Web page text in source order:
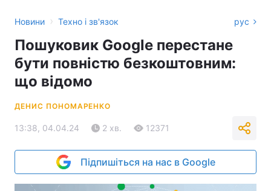
Новини › Техно і зв'язок рус
Пошуковик Google перестане
бути повністю безкоштовним:
що відомо
ДЕНИС ПОНОМАРЕНКО
13:38, 04.04.24 2 хв. 12371
Підпишіться на нас в Google